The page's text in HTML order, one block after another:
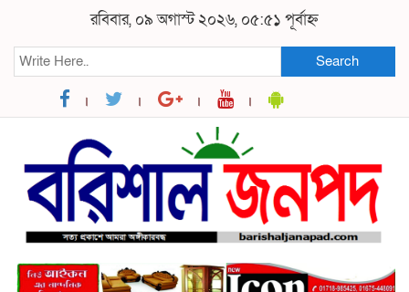
রবিবার, ০৯ অগাস্ট ২০২৬, ০৫:৫১ পূর্বাহ্ন
Search